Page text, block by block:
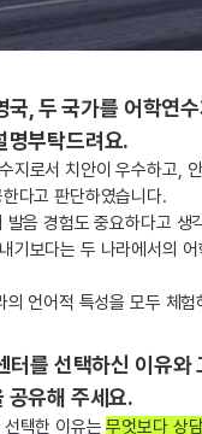
국, 두 국가를 어학연
명부탁드려요.
지로서 치안이 우수하고,
다고 판단하였습니다.
발음 경험도 중요하다고 생
기보다는 두 나라에서의
의 언어적 특성을 모두 체험
를 선택하신 이유와
공유해 주세요.
택한 이유는무엇보다 상